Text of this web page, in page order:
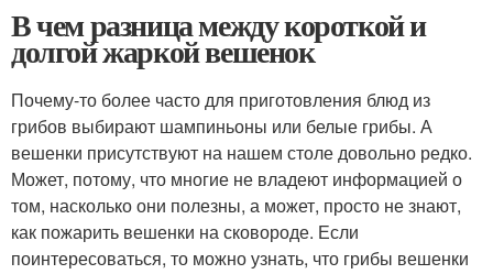
В чем разница между короткой и
долгой жаркой вешенок
Почему-то более часто для приготовления блюд из
грибов выбирают шампиньоны или белые грибы. А
вешенки присутствуют на нашем столе довольно редко.
Может, потому, что многие не владеют информацией о
том, насколько они полезны, а может, просто не знают,
как пожарить вешенки на сковороде. Если
поинтересоваться, то можно узнать, что грибы вешенки